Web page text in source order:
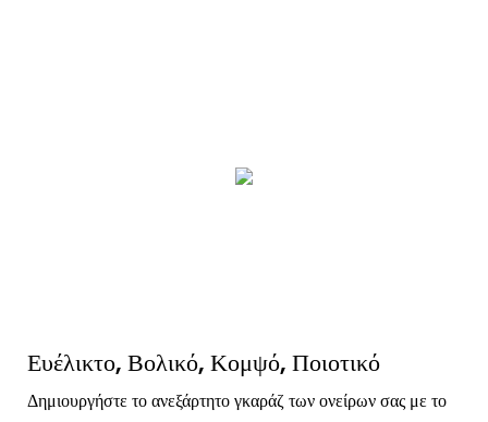
Ευέλικτο, Βολικό, Κομψό, Ποιοτικό
Δημιουργήστε το ανεξάρτητο γκαράζ των ονείρων σας με το